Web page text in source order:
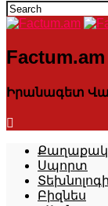
Factum.am
Իրանագետ
Սպորտ
Բիզնես